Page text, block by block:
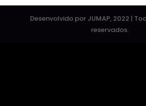
Desenvolvido por JUMAP, 2022 |
reservados.